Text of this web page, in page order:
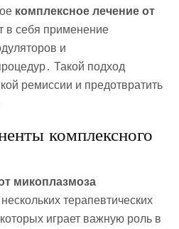
комплексное лечение от
в себя применение
и
Такой подход
ремиссии и предотвратить
комплексного
микоплазмоза
терапевтических
играет важную роль в